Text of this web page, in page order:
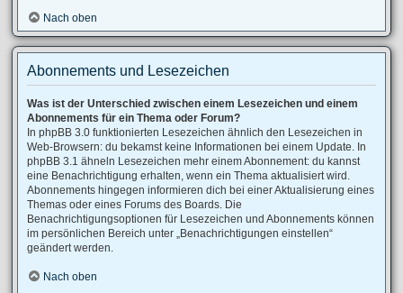
Nach oben
Abonnements und Lesezeichen
Was ist der Unterschied zwischen einem Lesezeichen und einem
Abonnements für ein Thema oder Forum?
In phpBB 3.0 funktionierten Lesezeichen ähnlich den Lesezeichen in
Web-Browsern: du bekamst keine Informationen bei einem Update. In
phpBB 3.1 ähneln Lesezeichen mehr einem Abonnement: du kannst
eine Benachrichtigung erhalten, wenn ein Thema aktualisiert wird.
Abonnements hingegen informieren dich bei einer Aktualisierung eines
Themas oder eines Forums des Boards. Die
Benachrichtigungsoptionen für Lesezeichen und Abonnements können
im persönlichen Bereich unter „Benachrichtigungen einstellen“
geändert werden.
Nach oben